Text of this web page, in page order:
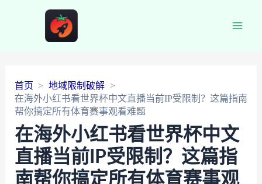
首页
地域限制破解
在海外小红书看世界杯中文直播当前IP受限制？这篇指南
帮你搞定所有体育赛事观看难题
在海外小红书看世界杯中文
直播当前IP受限制？这篇指
南帮你搞定所有体育赛事观